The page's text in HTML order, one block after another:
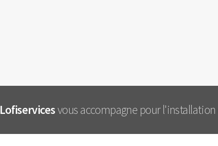
Lofiservicesvous accompagne pour